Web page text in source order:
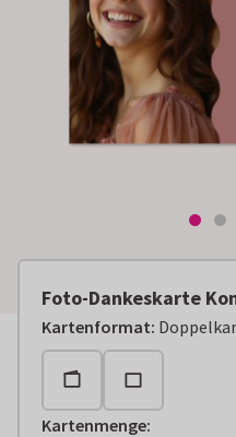
Foto-Dankeskarte
Kartenformat:
Kartenmenge: